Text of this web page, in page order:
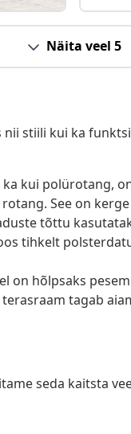
Näita veel 5
stiili kui ka
kui polürotang,
See on
tõttu
tihkelt
on hõlpsaks
tagab
seda kaitsta